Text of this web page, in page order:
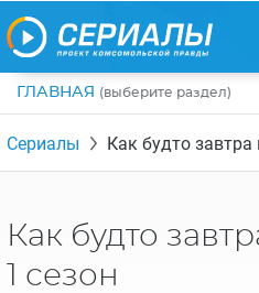
ГЛАВНАЯ (выберите раздел)
ПО ЖАНРАМ
КОМЕДИИ
РЕЦЕНЗИИ
Сериалы Как будто завтра
Как будто
1 сезон